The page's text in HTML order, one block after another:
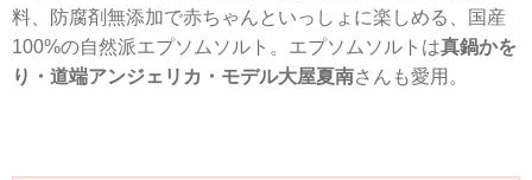
料、防腐剤無添加で赤ちゃんといっしょに楽しめる、国産
100%の自然派エプソムソルト。エプソムソルトは真鍋かを
り・道端アンジェリカ・モデル大屋夏南さんも愛用。